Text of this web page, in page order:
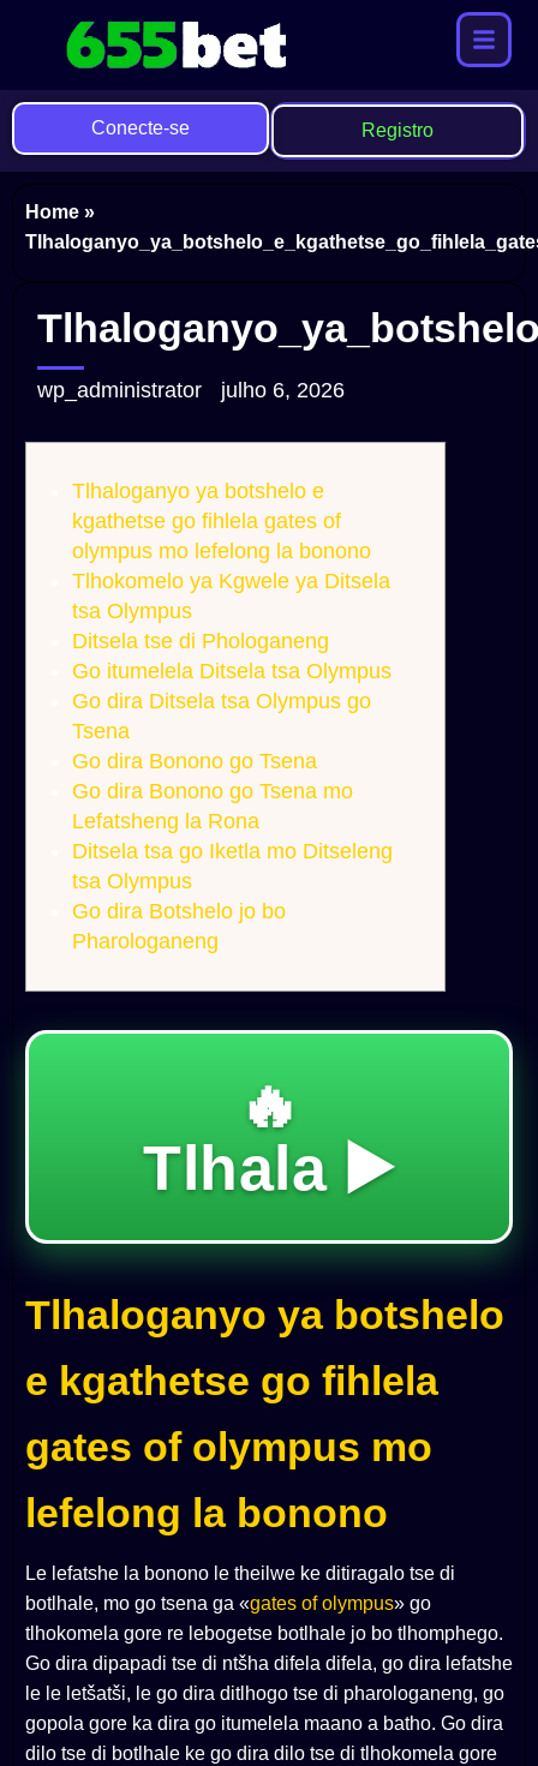
Registro
Conecte-se
Home »
wp_administrator julho 6, 2026
Tlhaloganyo ya botshelo e
kgathetse go fihlela gates of
olympus mo lefelong la bonono
Tlhokomelo ya Kgwele ya Ditsela
tsa Olympus
Ditsela tse di Phologaneng
Go itumelela Ditsela tsa Olympus
Go dira Ditsela tsa Olympus go
Tsena
Go dira Bonono go Tsena
Go dira Bonono go Tsena mo
Lefatsheng la Rona
Ditsela tsa go Iketla mo Ditseleng
tsa Olympus
Go dira Botshelo jo bo
Pharologaneng
🔥
Tlhala ▶️
Tlhaloganyo ya botshelo
e kgathetse go fihlela
gates of olympus mo
lefelong la bonono
Le lefatshe la bonono le theilwe ke ditiragalo tse di
botlhale, mo go tsena ga «gates of olympus» go
tlhokomela gore re lebogetse botlhale jo bo tlhomphego.
Go dira dipapadi tse di ntšha difela difela, go dira lefatshe
le le letšatši, le go dira ditlhogo tse di pharologaneng, go
gopola gore ka dira go itumelela maano a batho. Go dira
dilo tse di botlhale ke go dira dilo tse di tlhokomela gore